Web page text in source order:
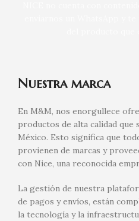
Nuestra marca
En M&M, nos enorgullece
productos de alta calidad que
México. Esto significa que
provienen de marcas y
con Nice, una reconocida
La gestión de nuestra
de pagos y envíos, están
la tecnología y la